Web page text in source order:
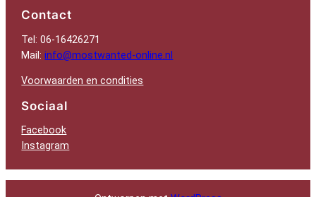
Contact
Tel: 06-16426271
Mail:info@mostwanted-online.nl
Voorwaarden en condities
Sociaal
Facebook
Instagram